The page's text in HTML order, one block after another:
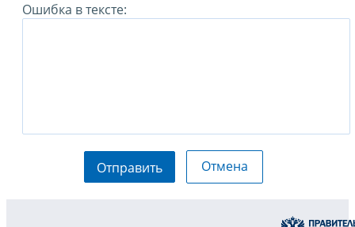
Ошибка в тексте:
Отправить Отмена